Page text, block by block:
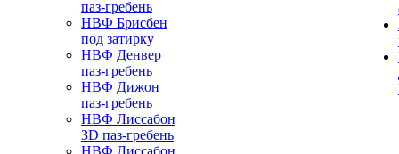
паз-гребень
НВФ Брисбен
под затирку
НВФ Денвер
паз-гребень
НВФ Дижон
паз-гребень
НВФ Лиссабон
3D паз-гребень
НВФ Лиссабон